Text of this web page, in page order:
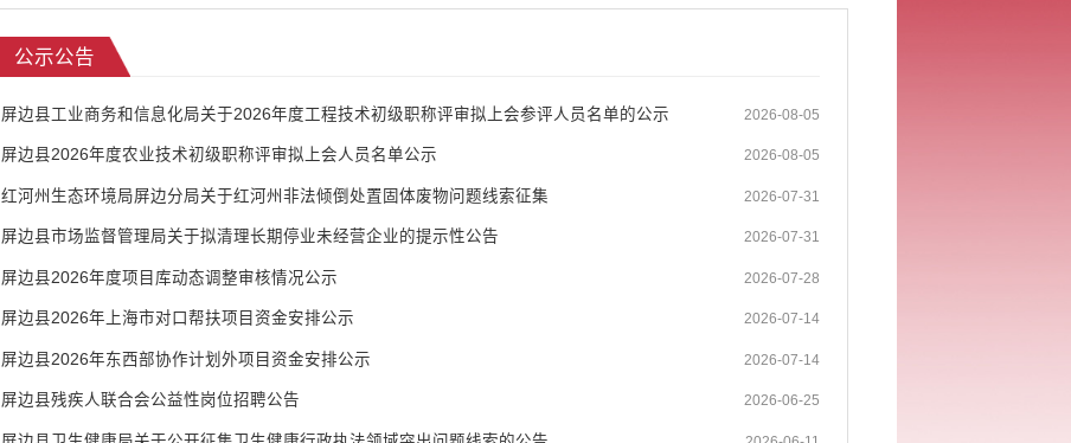
公示公告
屏边县工业商务和信息化局关于2026年度工程技术初级职称评审拟上会参评人员名单的公示 2026-08-05
屏边县2026年度农业技术初级职称评审拟上会人员名单公示 2026-08-05
红河州生态环境局屏边分局关于红河州非法倾倒处置固体废物问题线索征集 2026-07-31
屏边县市场监督管理局关于拟清理长期停业未经营企业的提示性公告 2026-07-31
屏边县2026年度项目库动态调整审核情况公示 2026-07-28
屏边县2026年上海市对口帮扶项目资金安排公示 2026-07-14
屏边县2026年东西部协作计划外项目资金安排公示 2026-07-14
屏边县残疾人联合会公益性岗位招聘公告 2026-06-25